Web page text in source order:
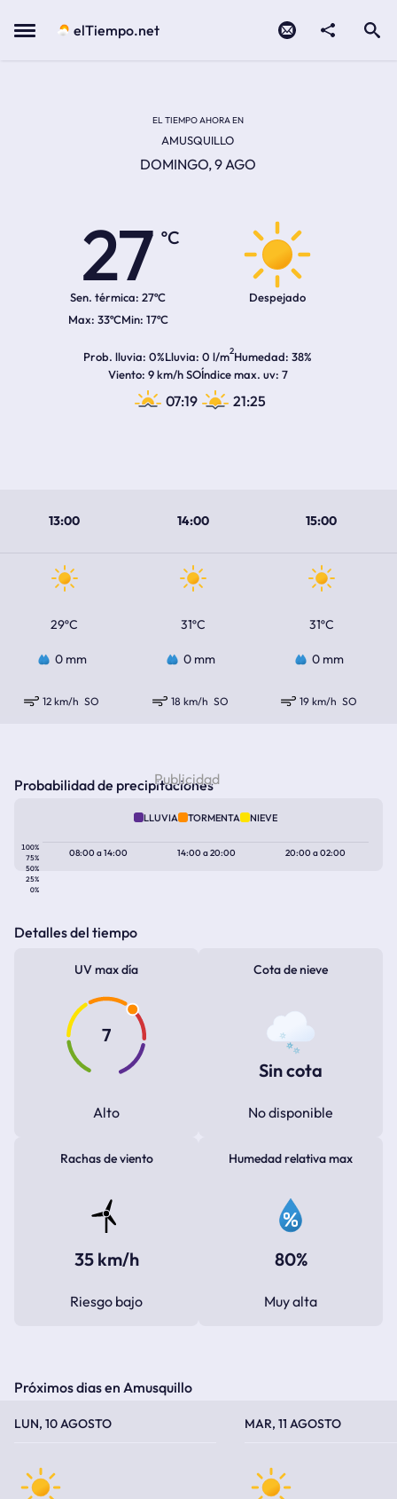
Menu elTiempo.net
EL TIEMPO AHORA EN
AMUSQUILLO
DOMINGO, 9 AGO
27
ºC
Sen. térmica: 27ºC
33ºC 17ºC
Despejado
Prob. lluvia 0%Lluvia 0 l/m2Humedad 38%
Viento 9 km/h SOÍndice max. uv 7
07:19 21:25
13:00 14:00 15:00
29ºC 31ºC 31ºC
0 mm 0 mm 0 mm
12 km/h SO 18 km/h SO 19 km/h SO
Probabilidad de precipitaciones
LLUVIA TORMENTA NIEVE
100%
75%
50%
25%
0%
08:00a14:00 14:00a20:00 20:00a02:00
Detalles del tiempo
UV max día
7
Alto
Cota de nieve
Sin cota
No disponible
Rachas de viento
35 km/h
Riesgo bajo
Humedad relativa max
80%
Muy alta
Próximos dias en Amusquillo
LUN, 10 AGOSTO MAR, 11 AGOSTO